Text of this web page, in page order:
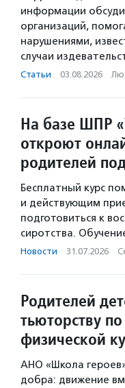
информации
организаций,
нарушениями,
случаи
Статьи · 03.08.2026 ·
На базе ШПР
откроют
родителей
Бесплатный курс
и действующим
подготовиться к
сиротства.
Новости · 31.07.2026 ·
Родителей
тьюторству
физической
АНО «Школа
добра: движение